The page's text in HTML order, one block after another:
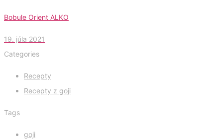
Bobule Orient ALKO
19. júla 2021
Categories
Recepty
Recepty z goji
Tags
goji